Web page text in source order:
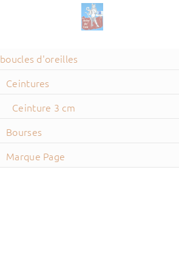
boucles d'oreilles
Ceintures
Ceinture 3 cm
Bourses
Marque Page